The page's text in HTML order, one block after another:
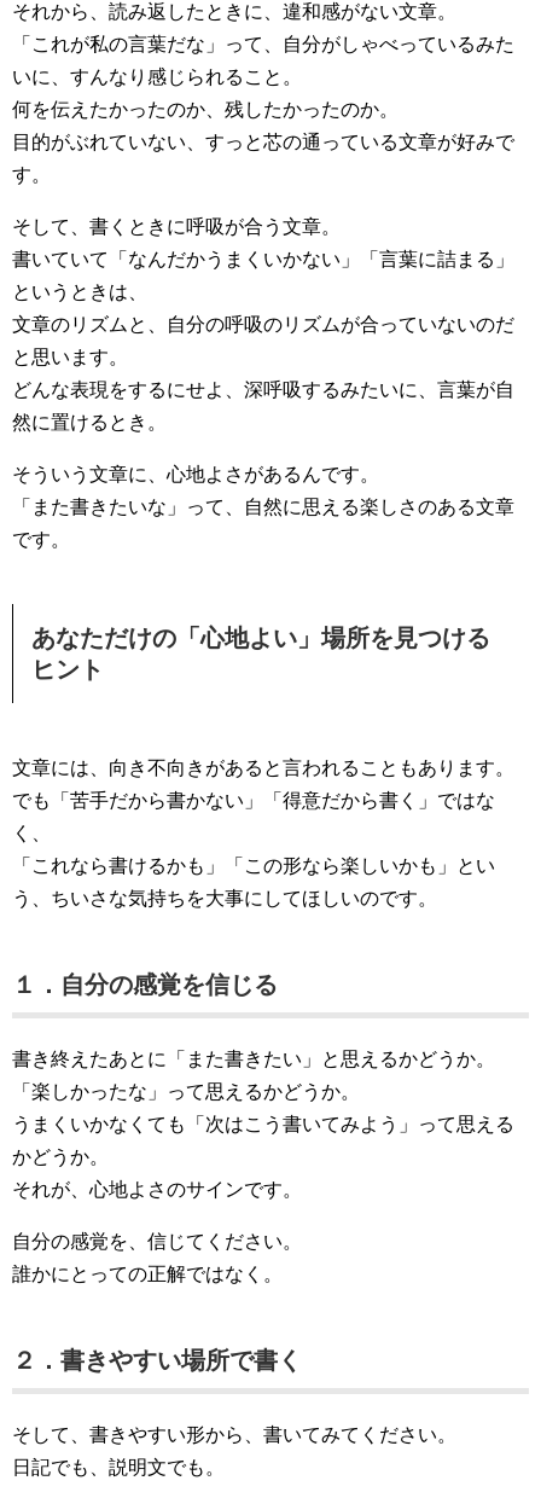
それから、読み返したときに、違和感がない文章。
「これが私の言葉だな」って、自分がしゃべっているみた
いに、すんなり感じられること。
何を伝えたかったのか、残したかったのか。
目的がぶれていない、すっと芯の通っている文章が好みで
す。
そして、書くときに呼吸が合う文章。
書いていて「なんだかうまくいかない」「言葉に詰まる」
というときは、
文章のリズムと、自分の呼吸のリズムが合っていないのだ
と思います。
どんな表現をするにせよ、深呼吸するみたいに、言葉が自
然に置けるとき。
そういう文章に、心地よさがあるんです。
「また書きたいな」って、自然に思える楽しさのある文章
です。
あなただけの「心地よい」場所を見つける
ヒント
文章には、向き不向きがあると言われることもあります。
でも「苦手だから書かない」「得意だから書く」ではな
く、
「これなら書けるかも」「この形なら楽しいかも」とい
う、ちいさな気持ちを大事にしてほしいのです。
１．自分の感覚を信じる
書き終えたあとに「また書きたい」と思えるかどうか。
「楽しかったな」って思えるかどうか。
うまくいかなくても「次はこう書いてみよう」って思える
かどうか。
それが、心地よさのサインです。
自分の感覚を、信じてください。
誰かにとっての正解ではなく。
２．書きやすい場所で書く
そして、書きやすい形から、書いてみてください。
日記でも、説明文でも。